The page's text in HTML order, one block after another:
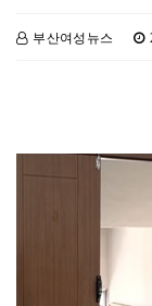
부산여성뉴스